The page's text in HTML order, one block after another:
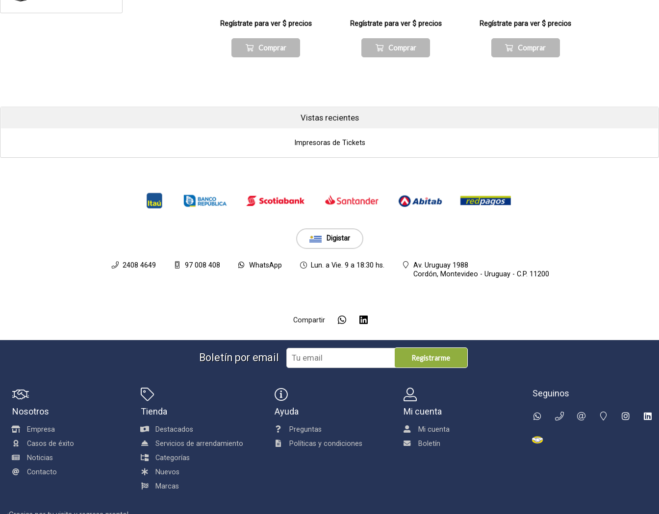
Regístrate para ver $ precios
Comprar
Regístrate para ver $ precios
Comprar
Regístrate para ver $ precios
Comprar
Vistas recientes
Impresoras de Tickets
Digistar
2408 4649 97 008 408 WhatsApp Lun. a Vie. 9 a 18:30 hs.
Av. Uruguay 1988
Cordón, Montevideo - Uruguay - C.P. 11200
Compartir
Boletín por email Registrarme
Nosotros
Empresa
Casos de éxito
Noticias
Contacto
Tienda
Destacados
Servicios de arrendamiento
Categorías
Nuevos
Marcas
Ayuda
Preguntas
Políticas y condiciones
Mi cuenta
Mi cuenta
Boletín
Seguinos